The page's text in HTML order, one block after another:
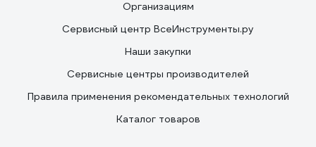
Организациям
Сервисный центр ВсеИнструменты.ру
Наши закупки
Сервисные центры производителей
Правила применения рекомендательных технологий
Каталог товаров